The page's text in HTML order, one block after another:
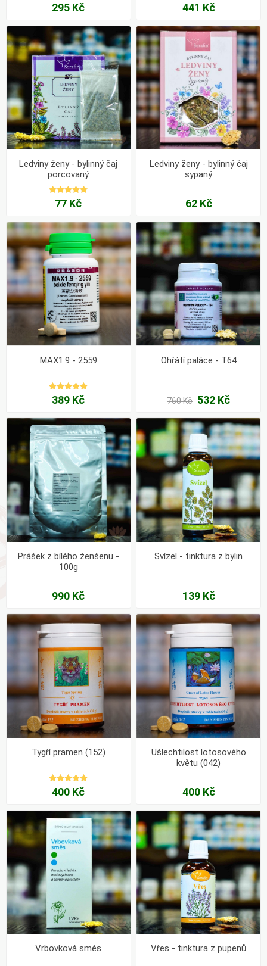
295 Kč 441 Kč
Ledviny ženy - bylinný čaj
porcovaný
77 Kč
Ledviny ženy - bylinný čaj
sypaný
62 Kč
MAX1.9 - 2559
389 Kč
Ohřátí paláce - T64
760 Kč 532 Kč
Prášek z bílého ženšenu -
100g
990 Kč
Svízel - tinktura z bylin
139 Kč
Tygří pramen (152)
400 Kč
Ušlechtilost lotosového
květu (042)
400 Kč
Vrbovková směs Vřes - tinktura z pupenů